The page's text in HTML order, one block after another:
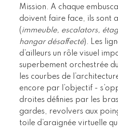
Mission. A chaque
doivent faire face, ils sont
(immeuble, escalators,
hangar désaffecté). Les
d’ailleurs un rôle visuel
superbement orchestrée
les courbes de
encore par l’objectif -
droites définies par les
gardes, revolvers aux
toile d’araignée virtuelle